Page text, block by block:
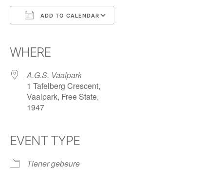
ADD TO CALENDAR
WHERE
A.G.S. Vaalpark
1 Tafelberg Crescent,
Vaalpark, Free State,
1947
EVENT TYPE
Tiener gebeure